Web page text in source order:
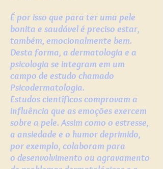
É por isso que para ter uma pele
bonita e saudável é preciso estar,
também, emocionalmente bem.
Desta forma, a dermatologia e a
psicologia se integram em um
campo de estudo chamado
Psicodermatologia.
Estudos científicos comprovam a
influência que as emoções exercem
sobre a pele. Assim como o estresse,
a ansiedade e o humor deprimido,
por exemplo, colaboram para
o desenvolvimento ou agravamento